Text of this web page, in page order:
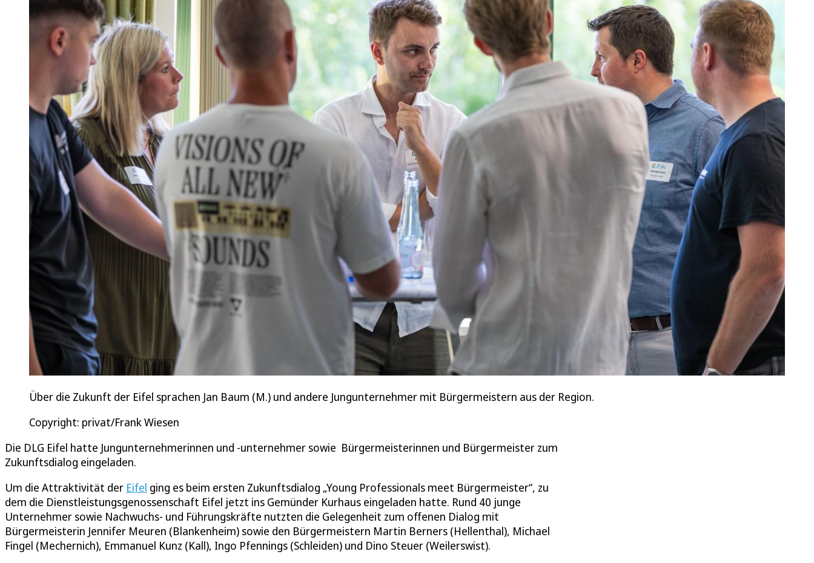
Über die Zukunft der Eifel sprachen Jan Baum (M.) und andere Jungunternehmer mit Bürgermeistern aus der Region.
Copyright: privat/Frank Wiesen
Die DLG Eifel hatte Jungunternehmerinnen und -unternehmer sowie Bürgermeisterinnen und Bürgermeister zum
Zukunftsdialog eingeladen.
Um die Attraktivität der Eifel ging es beim ersten Zukunftsdialog „Young Professionals meet Bürgermeister“, zu
dem die Dienstleistungsgenossenschaft Eifel jetzt ins Gemünder Kurhaus eingeladen hatte. Rund 40 junge
Unternehmer sowie Nachwuchs- und Führungskräfte nutzten die Gelegenheit zum offenen Dialog mit
Bürgermeisterin Jennifer Meuren (Blankenheim) sowie den Bürgermeistern Martin Berners (Hellenthal), Michael
Fingel (Mechernich), Emmanuel Kunz (Kall), Ingo Pfennings (Schleiden) und Dino Steuer (Weilerswist).